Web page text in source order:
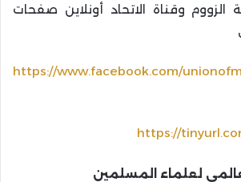
وقناة الاتحاد أونلاين صفحات
https://www.facebook.com/
https://
لعلماء المسلمين